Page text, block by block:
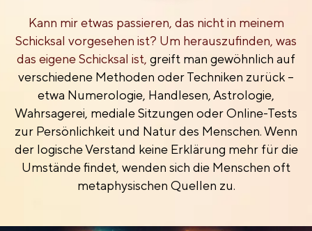
Kann mir etwas passieren, das nicht in meinem
Schicksal vorgesehen ist? Um herauszufinden, was
das eigene Schicksal ist, greift man gewöhnlich auf
verschiedene Methoden oder Techniken zurück –
etwa Numerologie, Handlesen, Astrologie,
Wahrsagerei, mediale Sitzungen oder Online-Tests
zur Persönlichkeit und Natur des Menschen. Wenn
der logische Verstand keine Erklärung mehr für die
Umstände findet, wenden sich die Menschen oft
metaphysischen Quellen zu.